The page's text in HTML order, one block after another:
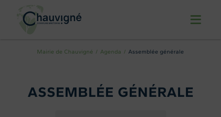
Mairie de Chauvigné Agenda Assemblée générale
ASSEMBLÉE GÉNÉRALE